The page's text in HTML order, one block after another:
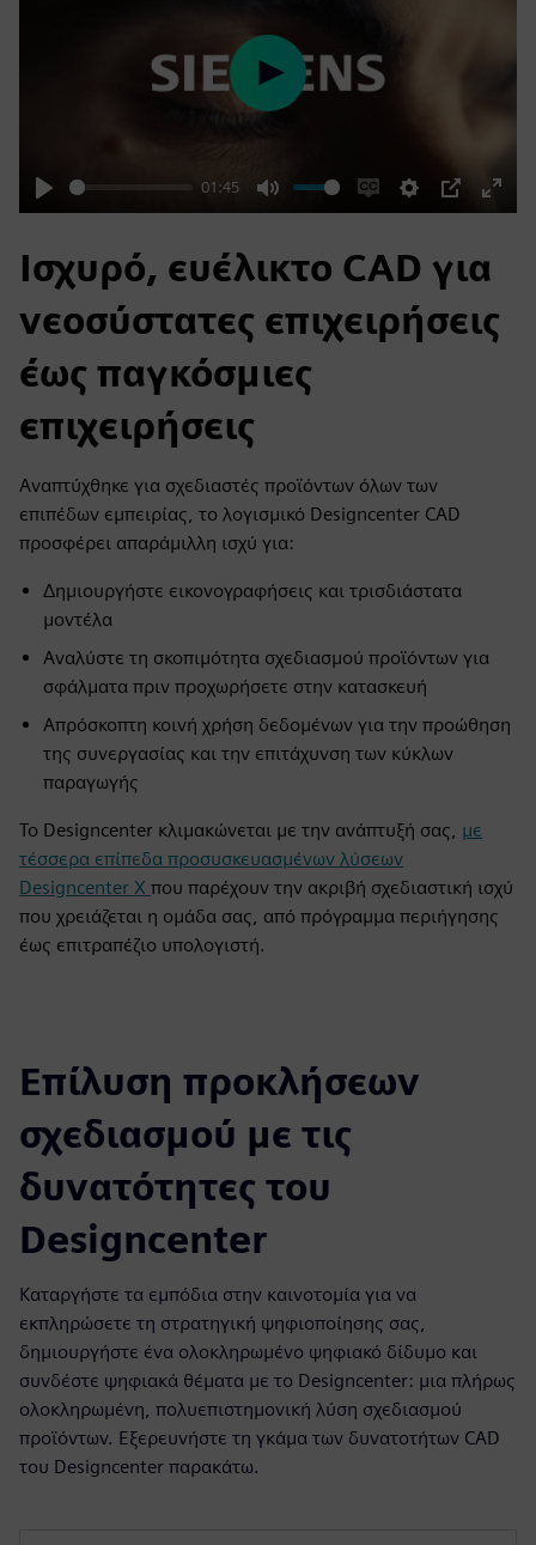
Play
01:45
Mute
EnableSettings
PIP
Enter
Play
Ισχυρό, ευέλικτο CAD για
νεοσύστατες επιχειρήσεις
έως παγκόσμιες
επιχειρήσεις
Αναπτύχθηκε για σχεδιαστές προϊόντων όλων των
επιπέδων εμπειρίας, το λογισμικό Designcenter CAD
προσφέρει απαράμιλλη ισχύ για:
Δημιουργήστε εικονογραφήσεις και τρισδιάστατα
μοντέλα
Αναλύστε τη σκοπιμότητα σχεδιασμού προϊόντων για
σφάλματα πριν προχωρήσετε στην κατασκευή
Απρόσκοπτη κοινή χρήση δεδομένων για την προώθηση
της συνεργασίας και την επιτάχυνση των κύκλων
παραγωγής
Το Designcenter κλιμακώνεται με την ανάπτυξή σας, με
τέσσερα επίπεδα προσυσκευασμένων λύσεων
Designcenter X που παρέχουν την ακριβή σχεδιαστική ισχύ
που χρειάζεται η ομάδα σας, από πρόγραμμα περιήγησης
έως επιτραπέζιο υπολογιστή.
Επίλυση προκλήσεων
σχεδιασμού με τις
δυνατότητες του
Designcenter
Καταργήστε τα εμπόδια στην καινοτομία για να
εκπληρώσετε τη στρατηγική ψηφιοποίησης σας,
δημιουργήστε ένα ολοκληρωμένο ψηφιακό δίδυμο και
συνδέστε ψηφιακά θέματα με το Designcenter: μια πλήρως
ολοκληρωμένη, πολυεπιστημονική λύση σχεδιασμού
προϊόντων. Εξερευνήστε τη γκάμα των δυνατοτήτων CAD
του Designcenter παρακάτω.